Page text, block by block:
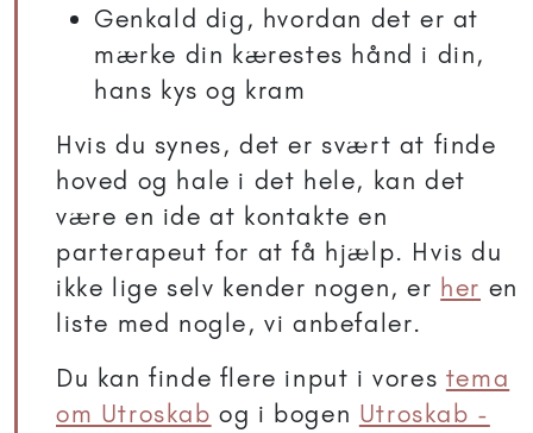
Genkald dig, hvordan det er at
mærke din kærestes hånd i din,
hans kys og kram
Hvis du synes, det er svært at finde
hoved og hale i det hele, kan det
være en ide at kontakte en
parterapeut for at få hjælp. Hvis du
ikke lige selv kender nogen, er her en
liste med nogle, vi anbefaler.
Du kan finde flere input i vores tema
om Utroskab og i bogen Utroskab -